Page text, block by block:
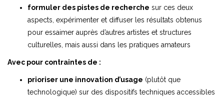
formuler des pistes de recherche sur ces deux
aspects, expérimenter et diffuser les résultats obtenus
pour essaimer auprès d’autres artistes et structures
culturelles, mais aussi dans les pratiques amateurs
Avec pour contraintes de :
prioriser une innovation d’usage (plutôt que
technologique) sur des dispositifs techniques accessibles